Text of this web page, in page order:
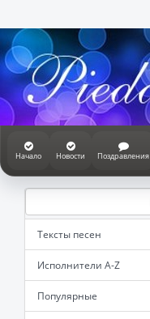
Начало Новости Поздравления
Тексты песен
Исполнители A-Z
Популярные